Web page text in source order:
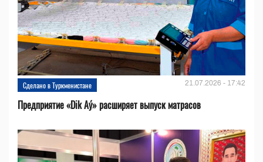
Сделано в Туркменистане 21.07.2026 - 17:42
Предприятие «Dik Aý» расширяет выпуск матрасов